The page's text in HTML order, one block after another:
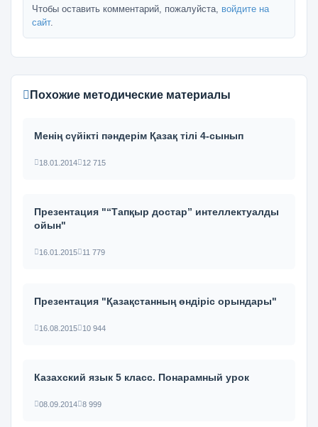
Чтобы оставить комментарий, пожалуйста, войдите на
сайт.
Похожие методические материалы
Менің сүйікті пәндерім Қазақ тілі 4-сынып
18.01.2014 12 715
Презентация "“Тапқыр достар” интеллектуалды
ойын"
16.01.2015 11 779
Презентация "Қазақстанның өндіріс орындары"
16.08.2015 10 944
Казахский язык 5 класс. Понарамный урок
08.09.2014 8 999